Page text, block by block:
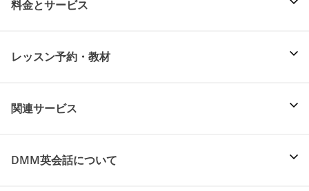
料金とサービス
レッスン予約・教材
関連サービス
DMM英会話について